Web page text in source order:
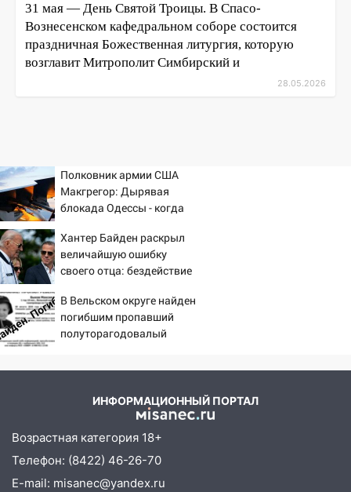
31 мая — День Святой Троицы. В Спасо-
Вознесенском кафедральном соборе состоится
праздничная Божественная литургия, которую
возглавит Митрополит Симбирский и
28.05.2026
Полковник армии США
Макгрегор: Дырявая
блокада Одессы - когда
России за это полетят
головы?
Хантер Байден раскрыл
величайшую ошибку
своего отца: бездействие
В Вельском округе найден
погибшим пропавший
полуторагодовалый
ИНФОРМАЦИОННЫЙ ПОРТАЛ
Возрастная категория 18+
Телефон: (8422) 46-26-70
E-mail: misanec@yandex.ru